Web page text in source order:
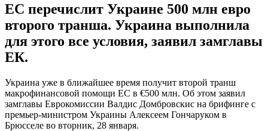
ЕС перечислит Украине 500 млн евро
второго транша. Украина выполнила
для этого все условия, заявил замглавы
ЕК.
Украина уже в ближайшее время получит второй транш
макрофинансовой помощи ЕС в €500 млн. Об этом заявил
замглавы Еврокомиссии Валдис Домбровскис на брифинге с
премьер-министром Украины Алексеем Гончаруком в
Брюсселе во вторник, 28 января.